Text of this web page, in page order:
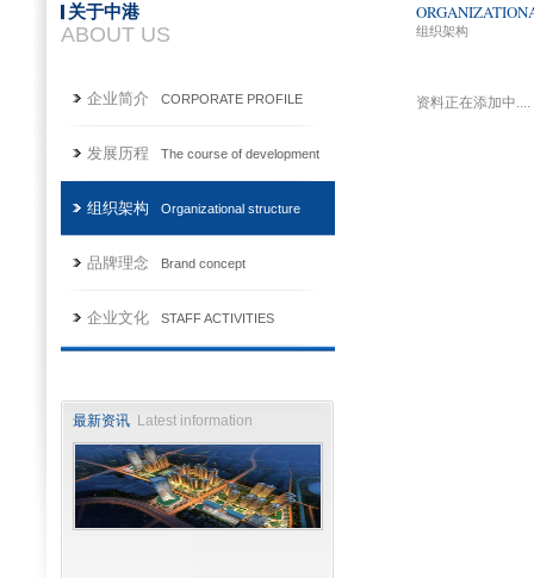
关于中港
ABOUT US
企业简介 CORPORATE PROFILE
发展历程 The course of development
组织架构 Organizational structure
品牌理念 Brand concept
企业文化 STAFF ACTIVITIES
最新资讯 Latest information
组织架构
资料正在添加中....